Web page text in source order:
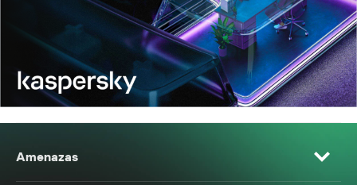
Amenazas